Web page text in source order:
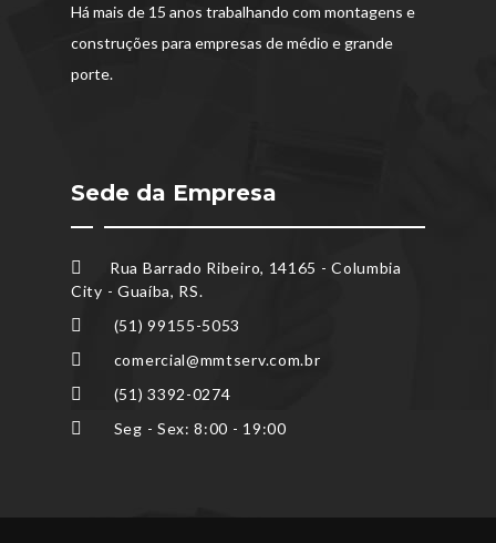
Há mais de 15 anos trabalhando com montagens e
construções para empresas de médio e grande
porte.
Sede da Empresa
Rua Barrado Ribeiro, 14165 - Columbia
City - Guaíba, RS.
(51) 99155-5053
comercial@mmtserv.com.br
(51) 3392-0274
Seg - Sex: 8:00 - 19:00